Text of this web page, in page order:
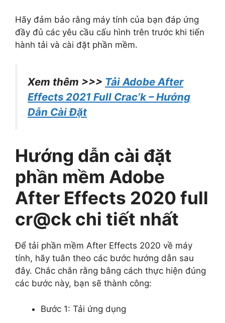
Hãy đảm bảo rằng máy tính của bạn đáp ứng
đầy đủ các yêu cầu cấu hình trên trước khi tiến
hành tải và cài đặt phần mềm.
Xem thêm >>> Tải Adobe After
Effects 2021 Full Crac’k – Hướng
Dẫn Cài Đặt
Hướng dẫn cài đặt
phần mềm Adobe
After Effects 2020 full
cr@ck chi tiết nhất
Để tải phần mềm After Effects 2020 về máy
tính, hãy tuân theo các bước hướng dẫn sau
đây. Chắc chắn rằng bằng cách thực hiện đúng
các bước này, bạn sẽ thành công:
Bước 1: Tải ứng dụng